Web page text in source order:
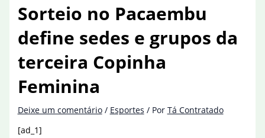
Sorteio no Pacaembu
define sedes e grupos da
terceira Copinha
Feminina
Deixe um comentário / Esportes / Por Tá Contratado
[ad_1]